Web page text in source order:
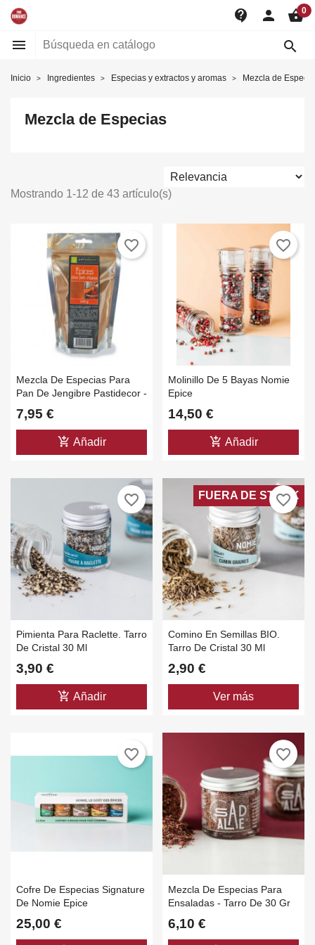
contact_support person shopping_basket0
 
Inicio Ingredientes Especias y extractos y aromas Mezcla de
Mezcla de Especias
Mostrando 1-12 de 43 artículo(s)
Mezcla De Especias Para
Pan De Jengibre Pastidecor -
7,95 €
add_shopping_cart Añadir
favorite_border
Molinillo De 5 Bayas Nomie
Epice
14,50 €
add_shopping_cart Añadir
favorite_border
Pimienta Para Raclette. Tarro
De Cristal 30 Ml
3,90 €
add_shopping_cart Añadir
favorite_border
Comino En Semillas BIO.
Tarro De Cristal 30 Ml
2,90 €
Ver más
FUERA DE STOCK
favorite_border
Cofre De Especias Signature
De Nomie Epice
25,00 €
favorite_border
Mezcla De Especias Para
Ensaladas - Tarro De 30 Gr
6,10 €
favorite_border